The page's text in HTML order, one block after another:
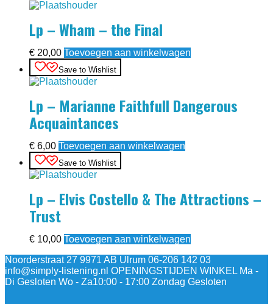
Lp – Wham – the Final
€ 20,00 Toevoegen aan winkelwagen
Save to Wishlist
Lp – Marianne Faithfull Dangerous
Acquaintances
€ 6,00 Toevoegen aan winkelwagen
Save to Wishlist
Lp – Elvis Costello & The Attractions –
Trust
€ 10,00 Toevoegen aan winkelwagen
Noorderstraat 27 9971 AB Ulrum 06-206 142 03
info@simply-listening.nl OPENINGSTIJDEN WINKEL Ma -
Di Gesloten Wo - Za10:00 - 17:00 Zondag Gesloten